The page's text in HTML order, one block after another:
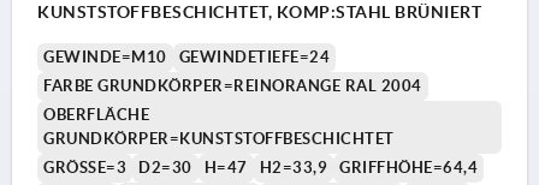
KUNSTSTOFFBESCHICHTET, KOMP:STAHL BRÜNIERT
GEWINDE=M10
GEWINDETIEFE=24
FARBE GRUNDKÖRPER=REINORANGE RAL 2004
OBERFLÄCHE
GRUNDKÖRPER=KUNSTSTOFFBESCHICHTET
GRÖSSE=3
D2=30 H=47 H2=33,9
GRIFFHÖHE=64,4